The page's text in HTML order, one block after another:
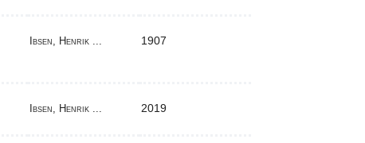
Ibsen, Henrik ... 1907
Ibsen, Henrik ... 2019